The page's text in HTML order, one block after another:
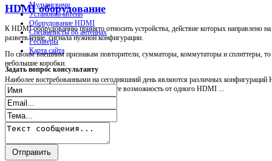
HDMI оборудование
К HDMI оборудованию принято относить устройства, действие которых направлено
разветвление, сигнала нужной конфигурации.
По своим внешним признакам повторители, сумматоры, коммутаторы и сплиттеры,
небольшие коробки.
Наиболее востребованными на сегодняшний день являются различных
Посредством HDMI splitter вы имеете возможность от одного HDMI ...
Мультисвичи
Установка антенн
Оборудование HDMI
Специалисты об антеннах
Ресиверы
Карта сайта
Задать вопрос консультанту